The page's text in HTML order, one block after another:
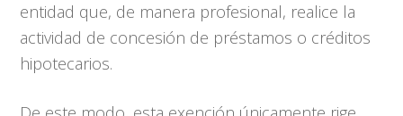
entidad que, de manera profesional, realice la
actividad de concesión de préstamos o créditos
hipotecarios.